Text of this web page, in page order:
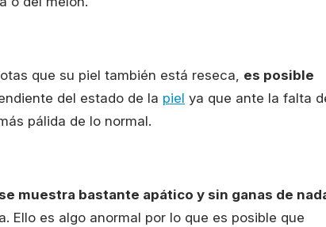
que su piel también está reseca, es posible
del estado de la piel ya que ante la falta
pálida de lo normal.
se muestra bastante apático y sin ganas de
Ello es algo anormal por lo que es posible que